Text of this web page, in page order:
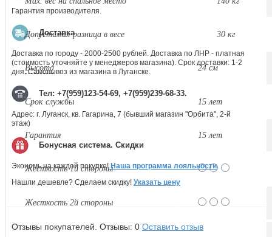
Допустимая разница в весе 30 кг
Высота 24 см
Срок службы 15 лет
Гарантия 15 лет
Жесткость 1й стороны
Жесткость 2й стороны
Гарантия производителя.
Доставка
Доставка по городу - 2000-2500 рублей. Доставка по ЛНР - платная
(стоимость уточняйте у менеджеров магазина). Срок доставки: 1-2
дня. Самовывоз из магазина в Луганске.
Тел: +7(959)123-54-69, +7(959)239-68-33.
Адрес: г. Луганск, кв. Гагарина, 7 (бывший магазин "Орбита", 2-й
этаж)
Бонусная система. Скидки
Экономь на каждой покупке! Наша программа лояльности
Нашли дешевле? Сделаем скидку! Указать цену
Отзывы покупателей. Отзывы: 0 Оставить отзыв